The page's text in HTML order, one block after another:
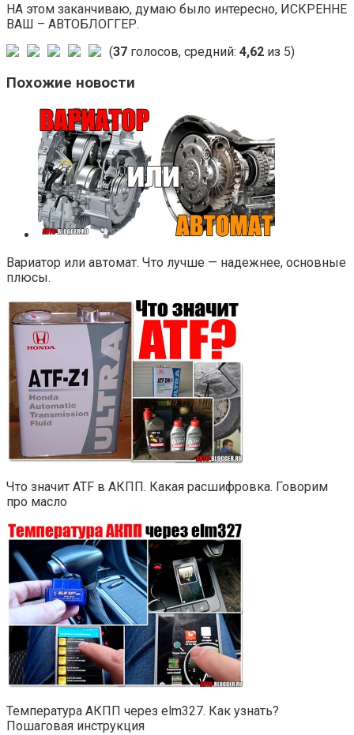
НА этом заканчиваю, думаю было интересно, ИСКРЕННЕ
ВАШ – АВТОБЛОГГЕР.
(37 голосов, средний: 4,62 из 5)
Похожие новости
Вариатор или автомат. Что лучше — надежнее, основные
плюсы.
Что значит ATF в АКПП. Какая расшифровка. Говорим
про масло
Температура АКПП через elm327. Как узнать?
Пошаговая инструкция